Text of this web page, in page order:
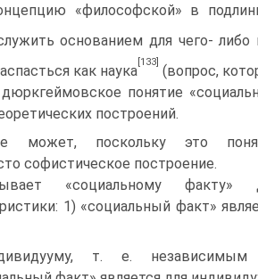
«философской» в
основанием для чего- либо
как наука
[133]
(вопрос,
понятие
построений.
может, поскольку это
софистическое построение.
«социальному факту»
1) «социальный факт»
т. е. независимым